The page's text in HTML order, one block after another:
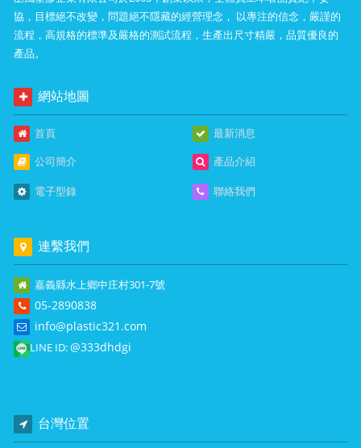
協，目標絕不改變，問題絕不隱藏的經營理念， 以專注的信念，嚴謹的
流程，高規格的標準及嚴格的測試流程，生產出尺寸精嚴，品質優良的
產品。
網站地圖
首頁
公司簡介
最新消息
產品介紹
電子型錄 聯絡我們
連繫我們
嘉義縣水上鄉中庄村301-7號
05-2890838
info@plastic321.com
LINE ID:@333dhdgi
台灣位置